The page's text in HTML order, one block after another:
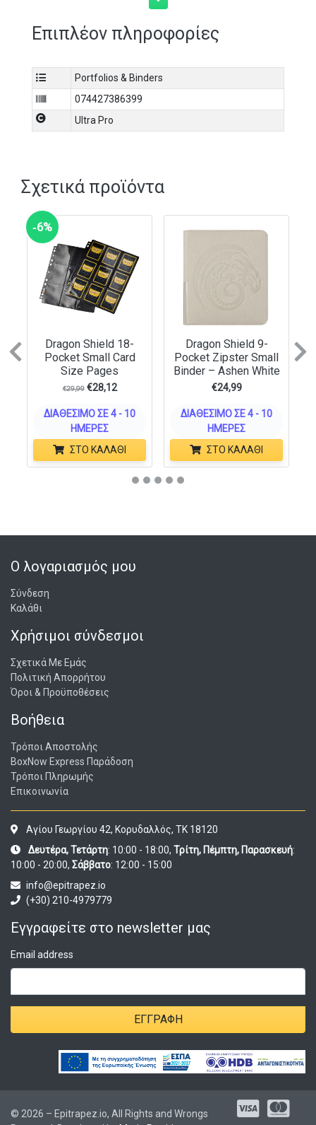
for Magic: The Gathering Foundations
Features key Bundle packaging artwork of Tiny Bones by
Low-friction material and side-loading pockets help keep
cards in place
Hot pink webbed pages and matching elastic strap
closure
Επιπλέον πληροφορίες
Portfolios & Binders
074427386399
Ultra Pro
Σχετικά προϊόντα
‑6%
Dragon Shield 18-
Pocket Small Card
Size Pages
€29,99 €28,12
ΔΙΑΘΈΣΙΜΟ ΣΕ 4 - 10
ΗΜΈΡΕΣ
ΣΤΟ ΚΑΛΆΘΙ
Dragon Shield 9-
Pocket Zipster Small
Binder – Ashen White
€24,99
ΔΙΑΘΈΣΙΜΟ ΣΕ 4 - 10
ΗΜΈΡΕΣ
ΣΤΟ ΚΑΛΆΘΙ
Previous
Ο λογαριασμός μου
Σύνδεση
Καλάθι
Χρήσιμοι σύνδεσμοι
Σχετικά Με Εμάς
Πολιτική Απορρήτου
Όροι & Προϋποθέσεις
Βοήθεια
Τρόποι Αποστολής
BoxNow Express Παράδοση
Τρόποι Πληρωμής
Επικοινωνία
Αγίου Γεωργίου 42, Κορυδαλλός, ΤΚ 18120
Δευτέρα, Τετάρτη: 10:00 - 18:00, Τρίτη, Πέμπτη, Παρασκευή:
10:00 - 20:00, Σάββατο: 12:00 - 15:00
info@epitrapez.io
(+30) 210-4979779
Εγγραφείτε στο newsletter μας
Email address
ΕΓΓΡΑΦΉ
© 2026 – Epitrapez.io, All Rights and Wrongs